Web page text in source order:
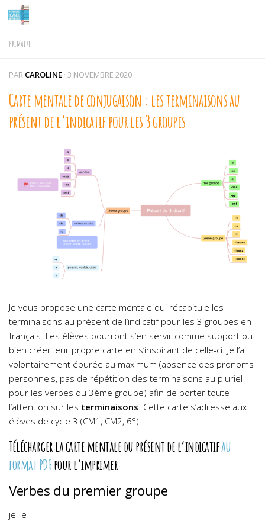
Skip to content
PRIMAIRE
PAR CAROLINE · 3 NOVEMBRE 2020
Carte mentale de conjugaison : les terminaisons au
présent de l’indicatif pour les 3 groupes
Je vous propose une carte mentale qui récapitule les
terminaisons au présent de l’indicatif pour les 3 groupes en
français. Les élèves pourront s’en servir comme support ou
bien créer leur propre carte en s’inspirant de celle-ci. Je l’ai
volontairement épurée au maximum (absence des pronoms
personnels, pas de répétition des terminaisons au pluriel
pour les verbes du 3ème groupe) afin de porter toute
l’attention sur les terminaisons . Cette carte s’adresse aux
élèves de cycle 3 (CM1, CM2, 6°).
Télécharger la carte mentale du présent de l’indicatifau
format PDFpour l’imprimer
Verbes du premier groupe
je -e